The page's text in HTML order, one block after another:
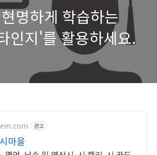
명하게 학습하는
'메타인지'를 활용하세요.
광고
따뜻한 세상 시마을